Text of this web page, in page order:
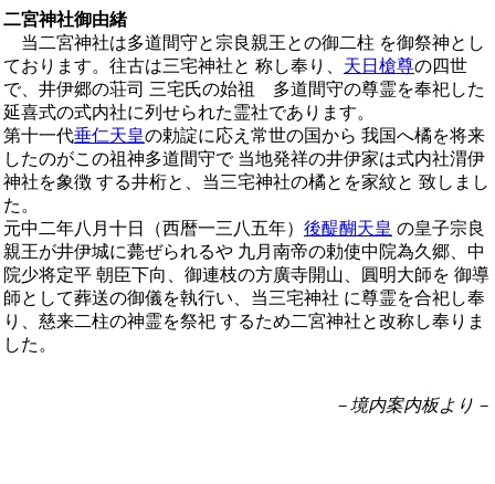
二宮神社御由緒
当二宮神社は多道間守と宗良親王との御二柱 を御祭神とし
ております。往古は三宅神社と 称し奉り、 天日槍尊の四世
で、井伊郷の荘司 三宅氏の始祖 多道間守の尊霊を奉祀した
延喜式の式内社に列せられた霊社であります。
第十一代垂仁天皇の勅諚に応え常世の国から 我国へ橘を将来
したのがこの祖神多道間守で 当地発祥の井伊家は式内社渭伊
神社を象徴 する井桁と、当三宅神社の橘とを家紋と 致しまし
た。
元中二年八月十日（西暦一三八五年） 後醍醐天皇 の皇子宗良
親王が井伊城に薨ぜられるや 九月南帝の勅使中院為久郷、中
院少将定平 朝臣下向、御連枝の方廣寺開山、圓明大師を 御導
師として葬送の御儀を執行い、当三宅神社 に尊霊を合祀し奉
り、慈来二柱の神霊を祭祀 するため二宮神社と改称し奉りま
した。
－境内案内板より－